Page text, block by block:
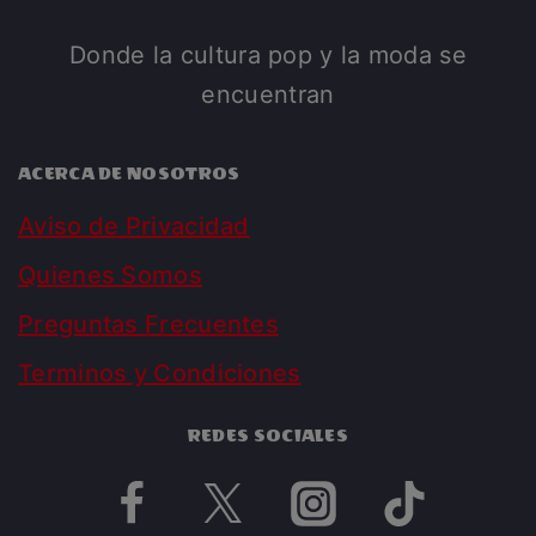
Donde la cultura pop y la moda se
encuentran
ACERCA DE NOSOTROS
Aviso de Privacidad
Quienes Somos
Preguntas Frecuentes
Terminos y Condiciones
REDES SOCIALES